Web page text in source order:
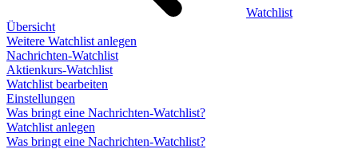
Watchlist
Übersicht
Weitere Watchlist anlegen
Nachrichten-Watchlist
Aktienkurs-Watchlist
Watchlist bearbeiten
Einstellungen
Was bringt eine Nachrichten-Watchlist?
Watchlist anlegen
Was bringt eine Nachrichten-Watchlist?